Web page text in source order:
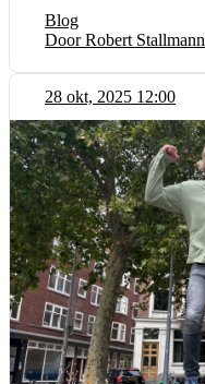
Blog
Door Robert Stallmann
28 okt, 2025 12:00